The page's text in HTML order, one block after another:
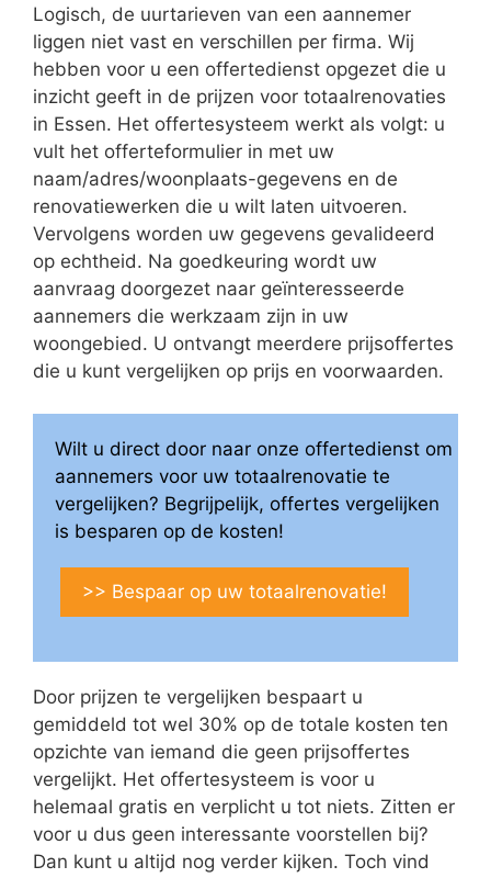
Logisch, de uurtarieven van een aannemer
liggen niet vast en verschillen per firma. Wij
hebben voor u een offertedienst opgezet die u
inzicht geeft in de prijzen voor totaalrenovaties
in Essen. Het offertesysteem werkt als volgt: u
vult het offerteformulier in met uw
naam/adres/woonplaats-gegevens en de
renovatiewerken die u wilt laten uitvoeren.
Vervolgens worden uw gegevens gevalideerd
op echtheid. Na goedkeuring wordt uw
aanvraag doorgezet naar geïnteresseerde
aannemers die werkzaam zijn in uw
woongebied. U ontvangt meerdere prijsoffertes
die u kunt vergelijken op prijs en voorwaarden.
Wilt u direct door naar onze offertedienst om
aannemers voor uw totaalrenovatie te
vergelijken? Begrijpelijk, offertes vergelijken
is besparen op de kosten!
>> Bespaar op uw totaalrenovatie!
Door prijzen te vergelijken bespaart u
gemiddeld tot wel 30% op de totale kosten ten
opzichte van iemand die geen prijsoffertes
vergelijkt. Het offertesysteem is voor u
helemaal gratis en verplicht u tot niets. Zitten er
voor u dus geen interessante voorstellen bij?
Dan kunt u altijd nog verder kijken. Toch vind